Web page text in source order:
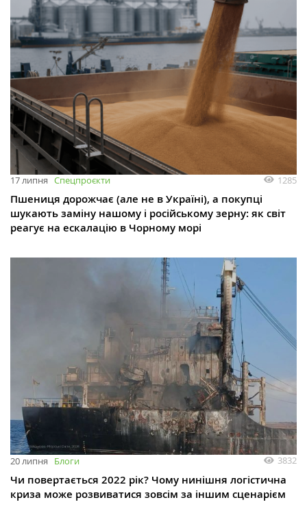
17 липня Спецпроєкти 1285
Пшениця дорожчає (але не в Україні), а покупці
шукають заміну нашому і російському зерну: як світ
реагує на ескалацію в Чорному морі
20 липня Блоги 3832
Чи повертається 2022 рік? Чому нинішня логістична
криза може розвиватися зовсім за іншим сценарієм